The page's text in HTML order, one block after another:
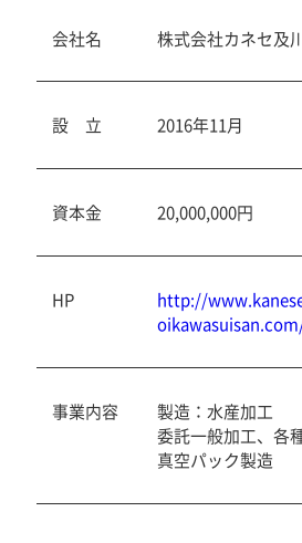
会社名 株式会社カネセ及
設 立 2016年11月
資本金 20,000,000円
HP
http://
事業内容
製造：水産加工
委託一般加工、各
真空パック製造